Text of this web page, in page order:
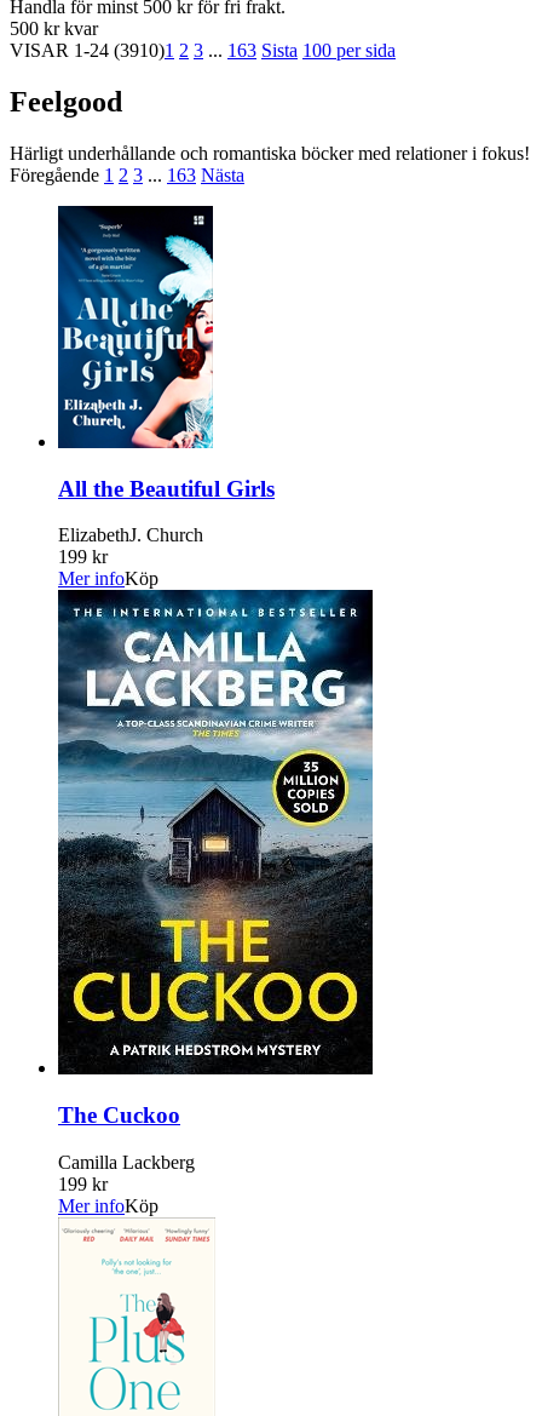
Handla för minst 500 kr för fri frakt.
500 kr kvar
VISAR 1-24 (3910)1 2 3 ... 163 Sista 100 per sida
Feelgood
Härligt underhållande och romantiska böcker med relationer i fokus!
Föregående 1 2 3 ... 163 Nästa
All the Beautiful Girls
ElizabethJ. Church
199 kr
Mer infoKöp
The Cuckoo
Camilla Lackberg
199 kr
Mer infoKöp